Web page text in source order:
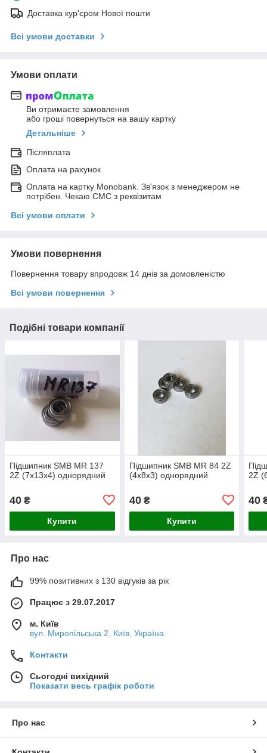
Доставка кур'єром Нової пошти
Всі умови доставки
Умови оплати
Ви отримаєте замовлення
або гроші повернуться на вашу картку
Детальніше
Післяплата
Оплата на рахунок
Оплата на картку Monobank. Зв'язок з менеджером не
потрібен. Чекаю СМС з реквізитам
Всі умови оплати
Умови повернення
Повернення товару впродовж 14 днів за домовленістю
Всі умови повернення
Подібні товари компанії
Підшипник SMB MR 137
2Z (7x13x4) однорядний
40 ₴
Купити
Підшипник SMB MR 84 2Z
(4x8x3) однорядний
40₴
Купити
2Z
40
Про нас
99% позитивних з 130 відгуків за рік
Працює з 29.07.2017
м. Київ
вул. Миропільська 2, Київ, Україна
Контакти
Сьогодні вихідний
Показати весь графік роботи
Про нас